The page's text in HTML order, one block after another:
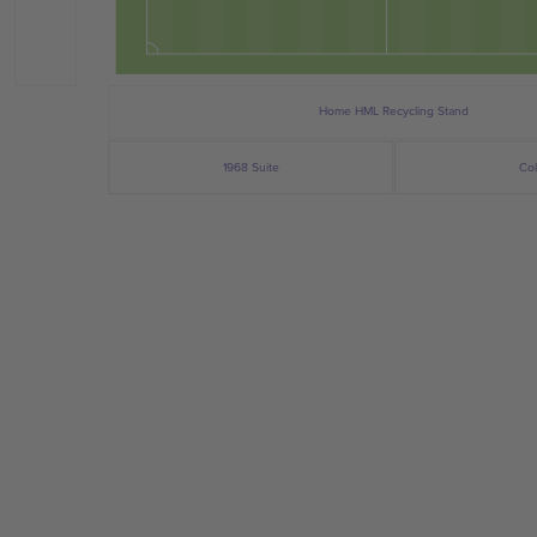
Home HML Recycling Stand
1968 Suite